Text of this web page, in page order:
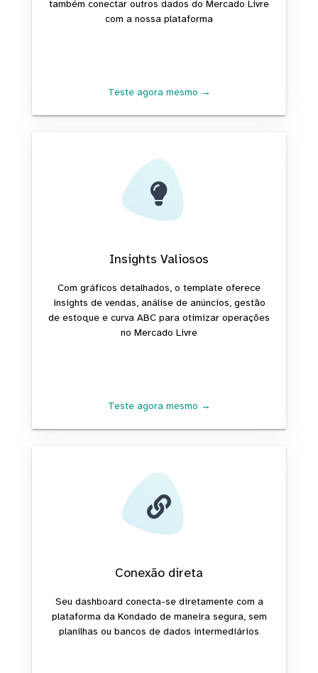
também conectar outros dados do Mercado Livre
com a nossa plataforma
Teste agora mesmo →
Insights Valiosos
Com gráficos detalhados, o template oferece
insights de vendas, análise de anúncios, gestão
de estoque e curva ABC para otimizar operações
no Mercado Livre
Teste agora mesmo →
Conexão direta
Seu dashboard conecta-se diretamente com a
plataforma da Kondado de maneira segura, sem
planilhas ou bancos de dados intermediários